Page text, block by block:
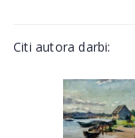
Citi autora darbi: